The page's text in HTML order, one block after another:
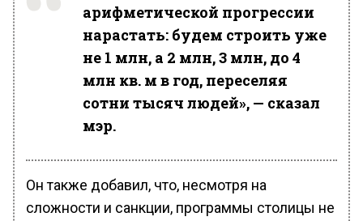
арифметической прогрессии
нарастать: будем строить уже
не 1 млн, а 2 млн, 3 млн, до 4
млн кв. м в год, переселяя
сотни тысяч людей», — сказал
мэр.
Он также добавил, что, несмотря на
сложности и санкции, программы столицы не